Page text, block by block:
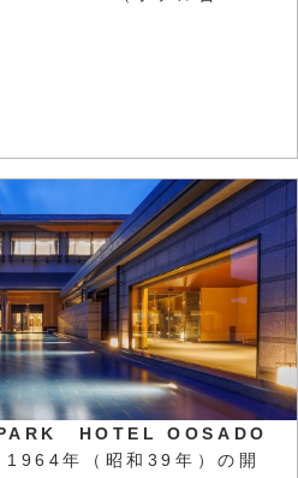
HOTEL OOSADO
年（昭和39年）の開